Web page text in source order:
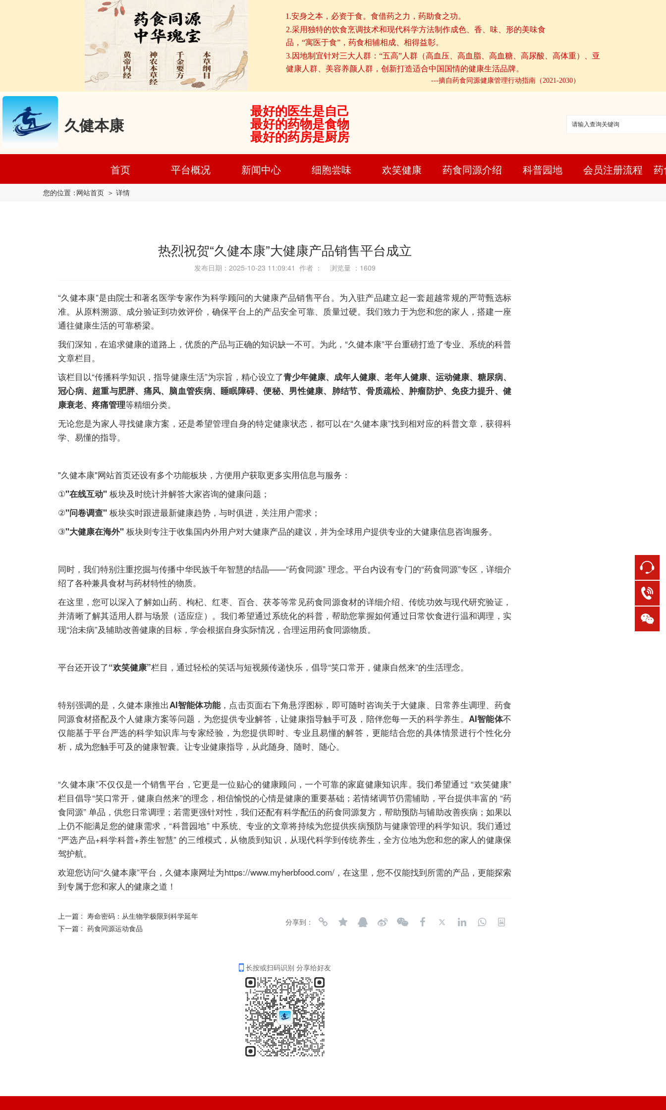
1.安身之本，必资于食。食借药之力，药助食之功。
2.采用独特的饮食烹调技术和现代科学方法制作成色、香、味、形的美味食
品，“寓医于食”，药食相辅相成、相得益彰。
3.因地制宜针对三大人群：“五高”人群（高血压、高血脂、高血糖、高尿酸、高体重）、亚
健康人群、美容养颜人群，创新打造适合中国国情的健康生活品牌。
---摘自药食同源健康管理行动指南（2021-2030）
久健本康
最好的医生是自己
最好的药物是食物
最好的药房是厨房
首页 平台概况 新闻中心 细胞尝味 欢笑健康 药食同源介绍 科普园地 会员注册流程 药
您的位置：网站首页 ＞ 详情
热烈祝贺“久健本康”大健康产品销售平台成立
发布日期：2025-10-23 11:09:41 作者 ： 浏览量 ： 1609
“久健本康”是由院士和著名医学专家作为科学顾问的大健康产品销售平台。为入驻产品建立起一套超越常规的严苛甄选标
准。从原料溯源、成分验证到功效评价，确保平台上的产品安全可靠、质量过硬。我们致力于为您和您的家人，搭建一座
通往健康生活的可靠桥梁。
我们深知，在追求健康的道路上，优质的产品与正确的知识缺一不可。为此，“久健本康”平台重磅打造了专业、系统的科普
文章栏目。
该栏目以“传播科学知识，指导健康生活”为宗旨，精心设立了青少年健康、成年人健康、老年人健康、运动健康、糖尿病、
冠心病、超重与肥胖、痛风、脑血管疾病、睡眠障碍、便秘、男性健康、肺结节、骨质疏松、肿瘤防护、免疫力提升、健
康衰老、疼痛管理等精细分类。
无论您是为家人寻找健康方案，还是希望管理自身的特定健康状态，都可以在“久健本康”找到相对应的科普文章，获得科
学、易懂的指导。
"久健本康"网站首页还设有多个功能板块，方便用户获取更多实用信息与服务：
①"在线互动" 板块及时统计并解答大家咨询的健康问题；
②"问卷调查" 板块实时跟进最新健康趋势，与时俱进，关注用户需求；
③"大健康在海外" 板块则专注于收集国内外用户对大健康产品的建议，并为全球用户提供专业的大健康信息咨询服务。
同时，我们特别注重挖掘与传播中华民族千年智慧的结晶——“药食同源” 理念。平台内设有专门的“药食同源”专区，详细介
绍了各种兼具食材与药材特性的物质。
在这里，您可以深入了解如山药、枸杞、红枣、百合、茯苓等常见药食同源食材的详细介绍、传统功效与现代研究验证，
并清晰了解其适用人群与场景（适应症）。我们希望通过系统化的科普，帮助您掌握如何通过日常饮食进行温和调理，实
现“治未病”及辅助改善健康的目标，学会根据自身实际情况，合理运用药食同源物质。
平台还开设了“欢笑健康”栏目，通过轻松的笑话与短视频传递快乐，倡导“笑口常开，健康自然来”的生活理念。
特别强调的是，久健本康推出AI智能体功能，点击页面右下角悬浮图标，即可随时咨询关于大健康、日常养生调理、药食
同源食材搭配及个人健康方案等问题，为您提供专业解答，让健康指导触手可及，陪伴您每一天的科学养生。 AI智能体不
仅能基于平台严选的科学知识库与专家经验，为您提供即时、专业且易懂的解答，更能结合您的具体情景进行个性化分
析，成为您触手可及的健康智囊。让专业健康指导，从此随身、随时、随心。
“久健本康”不仅仅是一个销售平台，它更是一位贴心的健康顾问，一个可靠的家庭健康知识库。我们希望通过 “欢笑健康”
栏目倡导“笑口常开，健康自然来”的理念，相信愉悦的心情是健康的重要基础；若情绪调节仍需辅助，平台提供丰富的 “药
食同源” 单品，供您日常调理；若需更强针对性，我们还配有科学配伍的药食同源复方，帮助预防与辅助改善疾病；如果以
上仍不能满足您的健康需求，“科普园地” 中系统、专业的文章将持续为您提供疾病预防与健康管理的科学知识。我们通过
“严选产品+科学科普+养生智慧” 的三维模式，从物质到知识，从现代科学到传统养生，全方位地为您和您的家人的健康保
驾护航。
欢迎您访问“久健本康”平台，久健本康网址为https://www.myherbfood.com/，在这里，您不仅能找到所需的产品，更能探索
到专属于您和家人的健康之道！
上一篇 : 寿命密码：从生物学极限到科学延年
下一篇 : 药食同源运动食品
分享到：
长按或扫码识别 分享给好友